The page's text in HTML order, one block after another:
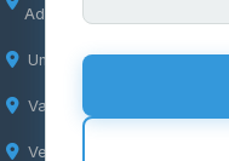
Adige
Umbria
Valle d'Aosta
Veneto